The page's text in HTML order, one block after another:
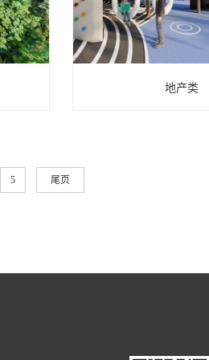
地产类
5 尾页